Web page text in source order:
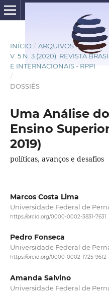
INÍCIO / ARQUIVOS /
V. 5 N. 3 (2020): REVISTA
E INTERNACIONAIS - RPPI
/
DOSSIÊS
Uma Análise
Ensino
2019)
políticas, avanços e desafios
Marcos Costa Lima
Universidade Federal de
https://orcid.org/0000-0002-3831-7631
Pedro Fonseca
Universidade Federal de
https://orcid.org/0000-0002-1725-9612
Amanda Salvino
Universidade Federal de